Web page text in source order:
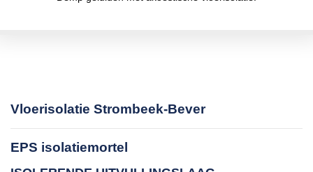
Vloerisolatie Strombeek-Bever
EPS isolatiemortel